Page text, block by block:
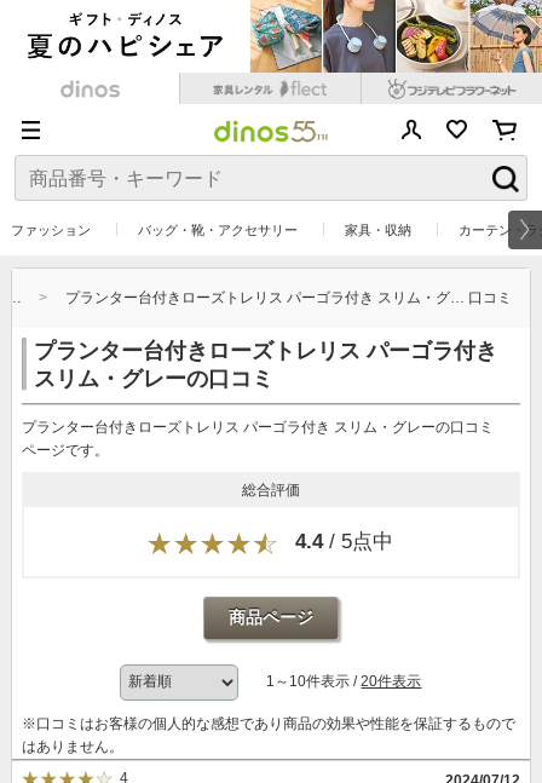
ファッション バッグ・靴・アクセサリー 家具・収納 カーテン・
… プランター台付きローズトレリス パーゴラ付き スリム・グ… 口コミ
プランター台付きローズトレリス パーゴラ付き
スリム・グレーの口コミ
プランター台付きローズトレリス パーゴラ付き スリム・グレーの口コミ
ページです。
総合評価
4.4/ 5点中
商品ページ
1～10件表示 /20件表示
※口コミはお客様の個人的な感想であり商品の効果や性能を保証するもので
はありません。
4